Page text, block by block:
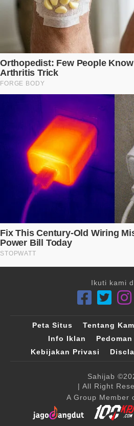
Ikuti kami
Peta Situs Tentang
Info Iklan
Kebijakan Privasi
Sahijab
| All Right
A Group Member